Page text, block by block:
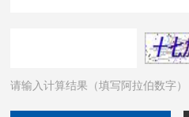
请输入计算结果（填写阿拉伯数字